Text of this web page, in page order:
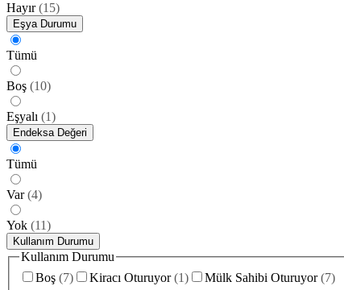
Hayır (15)
Eşya Durumu
Tümü
Boş (10)
Eşyalı (1)
Endeksa Değeri
Tümü
Var (4)
Yok (11)
Kullanım Durumu
Kullanım Durumu
Boş (7) Kiracı Oturuyor (1) Mülk Sahibi Oturuyor (7)